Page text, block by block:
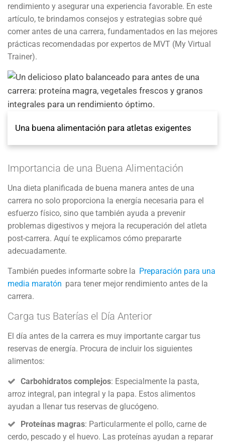
rendimiento y asegurar una experiencia favorable. En este
artículo, te brindamos consejos y estrategias sobre qué
comer antes de una carrera, fundamentados en las mejores
prácticas recomendadas por expertos de MVT (My Virtual
Trainer).
Una buena alimentación para atletas exigentes
Importancia de una Buena Alimentación
Una dieta planificada de buena manera antes de una
carrera no solo proporciona la energía necesaria para el
esfuerzo físico, sino que también ayuda a prevenir
problemas digestivos y mejora la recuperación del atleta
post-carrera. Aquí te explicamos cómo prepararte
adecuadamente.
También puedes informarte sobre la Preparación para una
media maratón para tener mejor rendimiento antes de la
carrera.
Carga tus Baterías el Día Anterior
El día antes de la carrera es muy importante cargar tus
reservas de energía. Procura de incluir los siguientes
alimentos:
Carbohidratos complejos: Especialmente la pasta,
arroz integral, pan integral y la papa. Estos alimentos
ayudan a llenar tus reservas de glucógeno.
Proteínas magras: Particularmente el pollo, carne de
cerdo, pescado y el huevo. Las proteínas ayudan a reparar